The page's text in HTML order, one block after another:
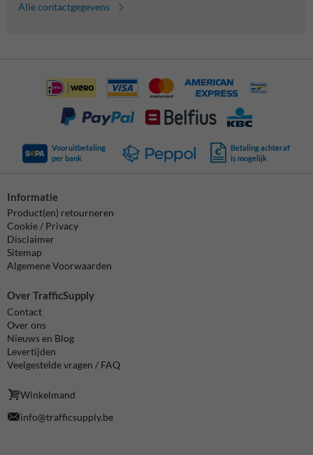
Alle contactgegevens
Vooruitbetaling
per bank
Betaling achteraf
is mogelijk
Informatie
Product(en) retourneren
Cookie / Privacy
Disclaimer
Sitemap
Algemene Voorwaarden
Over TrafficSupply
Contact
Over ons
Nieuws en Blog
Levertijden
Veelgestelde vragen / FAQ
Winkelmand
info@trafficsupply.be